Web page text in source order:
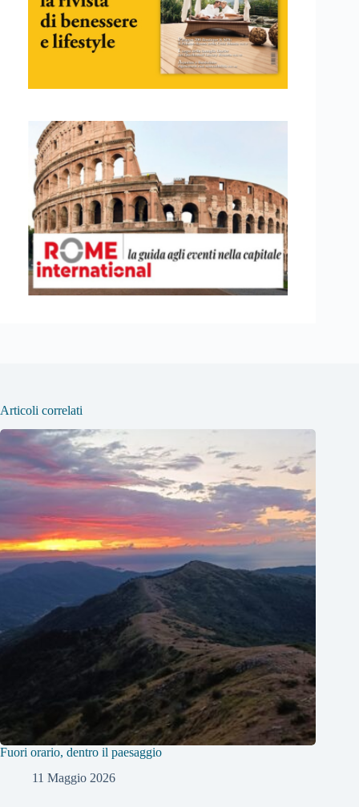
Articoli correlati
Fuori orario, dentro il paesaggio
11 Maggio 2026